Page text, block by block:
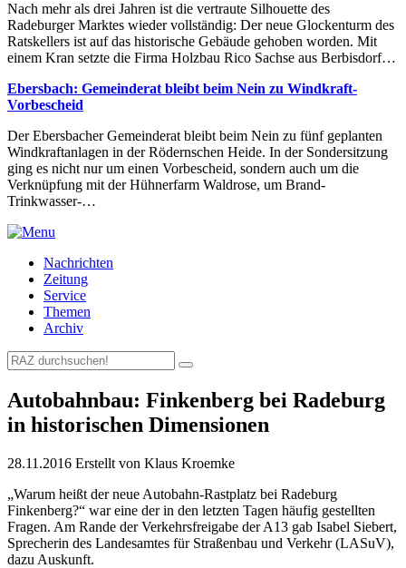
Nach mehr als drei Jahren ist die vertraute Silhouette des
Radeburger Marktes wieder vollständig: Der neue Glockenturm des
Ratskellers ist auf das historische Gebäude gehoben worden. Mit
einem Kran setzte die Firma Holzbau Rico Sachse aus Berbisdorf…
Ebersbach: Gemeinderat bleibt beim Nein zu Windkraft-
Vorbescheid
Der Ebersbacher Gemeinderat bleibt beim Nein zu fünf geplanten
Windkraftanlagen in der Rödernschen Heide. In der Sondersitzung
ging es nicht nur um einen Vorbescheid, sondern auch um die
Verknüpfung mit der Hühnerfarm Waldrose, um Brand-
Trinkwasser-…
Nachrichten
Zeitung
Service
Themen
Archiv
Autobahnbau: Finkenberg bei Radeburg
in historischen Dimensionen
28.11.2016 Erstellt von Klaus Kroemke
„Warum heißt der neue Autobahn-Rastplatz bei Radeburg
Finkenberg?“ war eine der in den letzten Tagen häufig gestellten
Fragen. Am Rande der Verkehrsfreigabe der A13 gab Isabel Siebert,
Sprecherin des Landesamtes für Straßenbau und Verkehr (LASuV),
dazu Auskunft.